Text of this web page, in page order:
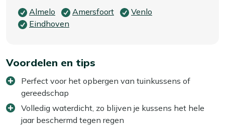
Almelo Amersfoort
Venlo
Eindhoven
Voordelen en tips
Perfect voor het opbergen van tuinkussens of
gereedschap
Volledig waterdicht, zo blijven je kussens het hele
jaar beschermd tegen regen